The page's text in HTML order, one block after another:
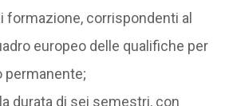
formazione, corrispondenti al
europeo delle qualifiche per
permanente;
durata di sei semestri, con